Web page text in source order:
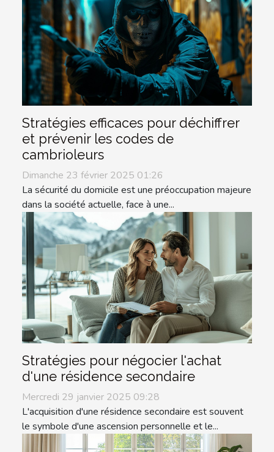
Stratégies efficaces pour déchiffrer
et prévenir les codes de
cambrioleurs
Dimanche 23 février 2025 01:26
La sécurité du domicile est une préoccupation majeure
dans la société actuelle, face à une...
Stratégies pour négocier l'achat
d'une résidence secondaire
Mercredi 29 janvier 2025 09:28
L'acquisition d'une résidence secondaire est souvent
le symbole d'une ascension personnelle et le...